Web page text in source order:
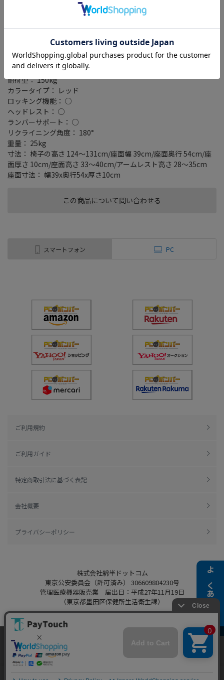
よくある質問
この商品について問い合わせる
タイプ： アームレスト付
テイスト： シンプル/モダン
主要素材： 張り地 ファブリック/PUレザー(カラーリング部分)/内
部 高密度モールドウレタンフォーム/脚部 スチール/フレーム メタ
ル/キャスター PU(ポリウレタン)
高さ調節機能： 33～40cm
耐荷重： 150kg
カラータイプ： レッド
ロッキング機能： ○
ヘッドレスト： ○
ランバーサポート： ○
リクライニング角度： 180°
重量： 25kg
寸法： 椅子の高さ 124～131cm/座面幅 39cm/座面奥行 54cm/座
面厚さ 10cm/座面高さ 33～40cm/アームレスト高さ 28～35cm
座面寸法： 幅39x奥行54x厚さ10cm
スマートフォン PC
ご利用規約
ご利用ガイド
特定商取引法に基づく表記
会社概要
プライバシーポリシー
株式会社綿半ドットコム
東京公安委員会（許可済み） 306609804230号
管理医療機器販売業 届出日：平成27年11月19日
（東京都墨田区保健所生活衛生課）
Copyright 2022
Powered by Watahan Partners Co., Ltd.
当ウェブサイトでは、お客様により良いサービス
をご提供するため、クッキーを利用しています。
サイト利用を継続することにより、クッキーの使
同意する